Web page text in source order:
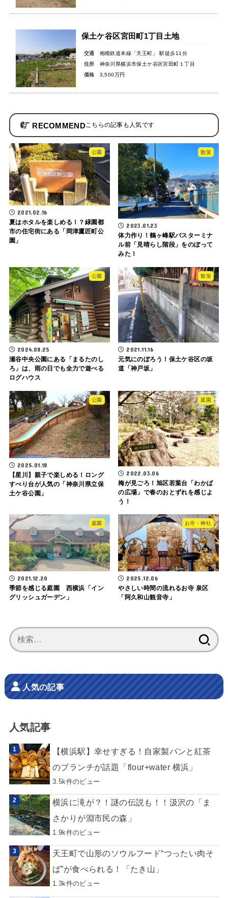
保土ケ谷区宮田町1丁目土地
交通
相模鉄道本線「天王町」 駅徒歩11分
住所
神奈川県横浜市保土ケ谷区宮田町１丁目
価格
3,500万円
RECOMMEND
公園
2021.02.16
夏はホタルを楽しめる！？緑園都
市の住宅街にある「岡津鷹匠町公
園」
散策
2023.01.23
体力作り！鶴ヶ峰駅バスターミナ
ル前「見晴らし階段」をのぼって
みた！
公園
2024.08.25
瀬谷中央公園にある「まるたのし
ろ」は、雨の日でも全力で遊べる
ログハウス
散策
2021.11.16
元気にのぼろう！保土ケ谷区の坂
道「神戸坂」
公園
2025.01.18
【星川】親子で楽しめる！ロング
すべり台が人気の「神奈川県立保
土ケ谷公園」
庭園
2022.03.06
梅が見ごろ！旭区若葉台「わかば
の広場」で春のおとずれを感じよ
う！
庭園
2021.12.20
季節を感じる庭園 西横浜「イン
グリッシュガーデン」
お寺・神社
2025.12.06
やさしい時間の流れるお寺 泉区
「阿久和山観音寺」
索:
人気の記事
人気記事
【横浜駅】幸せすぎる！自家製パンと紅茶
のブランチが話題「flour+water 横浜」
3.5k件のビュー
横浜に滝が？！謎の伝説も！！汲沢の「ま
さかりが淵市民の森」
1.9k件のビュー
天王町で山形のソウルフード“つったい肉そ
ば”が食べられる！「たき山」
1.3k件のビュー